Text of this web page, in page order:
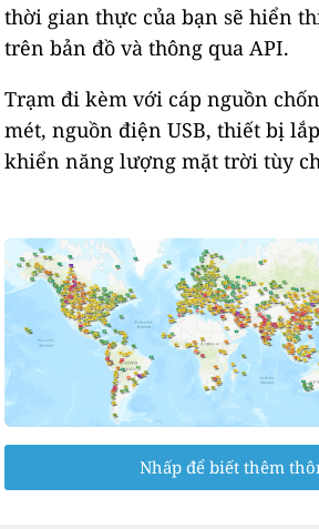
thời gian thực của bạn sẽ hiển
trên bản đồ và thông qua API.
Trạm đi kèm với cáp nguồn
mét, nguồn điện USB, thiết bị
khiển năng lượng mặt trời tùy
Nhấp để biết thêm